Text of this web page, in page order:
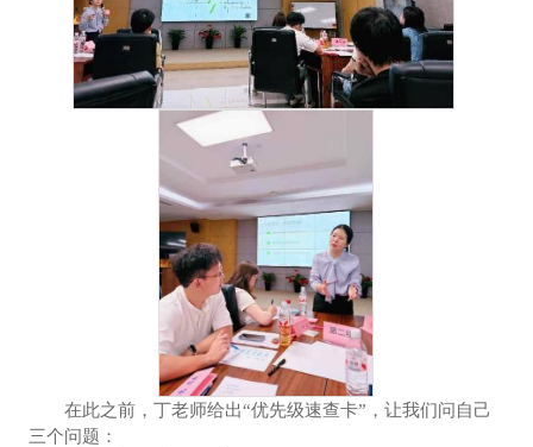
在此之前，丁老师给出“优先级速查卡”，让我们问自己
三个问题：